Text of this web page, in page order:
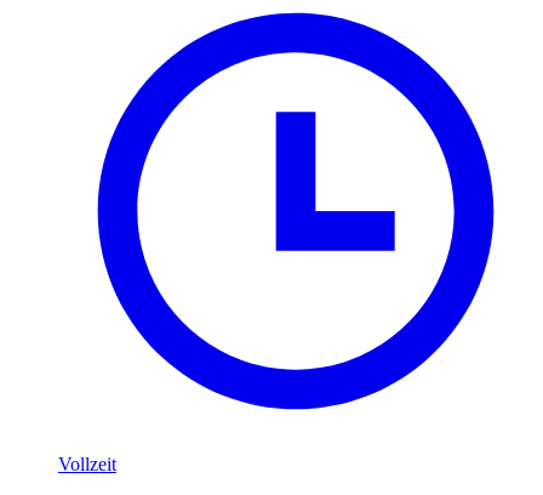
Vollzeit